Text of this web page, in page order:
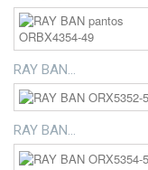
RAY BAN...
RAY BAN...